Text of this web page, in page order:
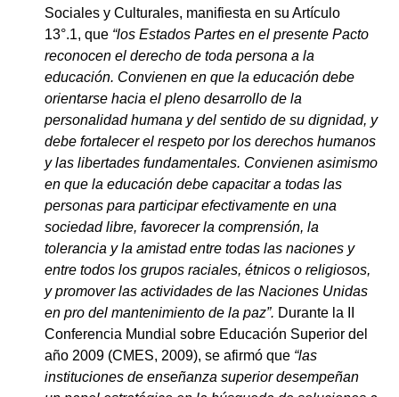
Sociales y Culturales, manifiesta en su Artículo
13°.1, que “los Estados Partes en el presente Pacto
reconocen el derecho de toda persona a la
educación. Convienen en que la educación debe
orientarse hacia el pleno desarrollo de la
personalidad humana y del sentido de su dignidad, y
debe fortalecer el respeto por los derechos humanos
y las libertades fundamentales. Convienen asimismo
en que la educación debe capacitar a todas las
personas para participar efectivamente en una
sociedad libre, favorecer la comprensión, la
tolerancia y la amistad entre todas las naciones y
entre todos los grupos raciales, étnicos o religiosos,
y promover las actividades de las Naciones Unidas
en pro del mantenimiento de la paz”. Durante la II
Conferencia Mundial sobre Educación Superior del
año 2009 (CMES, 2009), se afirmó que “las
instituciones de enseñanza superior desempeñan